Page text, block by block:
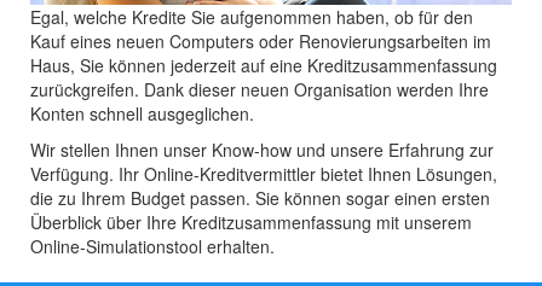
Egal, welche Kredite Sie aufgenommen haben, ob für den
Kauf eines neuen Computers oder Renovierungsarbeiten im
Haus, Sie können jederzeit auf eine Kreditzusammenfassung
zurückgreifen. Dank dieser neuen Organisation werden Ihre
Konten schnell ausgeglichen.
Wir stellen Ihnen unser Know-how und unsere Erfahrung zur
Verfügung. Ihr Online-Kreditvermittler bietet Ihnen Lösungen,
die zu Ihrem Budget passen. Sie können sogar einen ersten
Überblick über Ihre Kreditzusammenfassung mit unserem
Online-Simulationstool erhalten.